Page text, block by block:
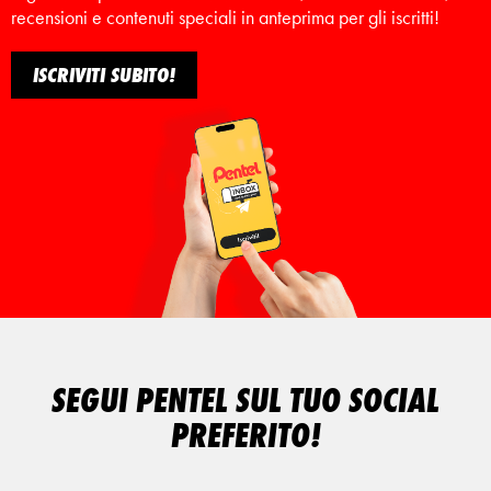
recensioni e contenuti speciali in anteprima per gli iscritti!
ISCRIVITI SUBITO!
SEGUI PENTEL SUL TUO SOCIAL
PREFERITO!